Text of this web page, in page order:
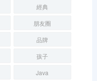
經典
朋友圈
品牌
孩子
Java